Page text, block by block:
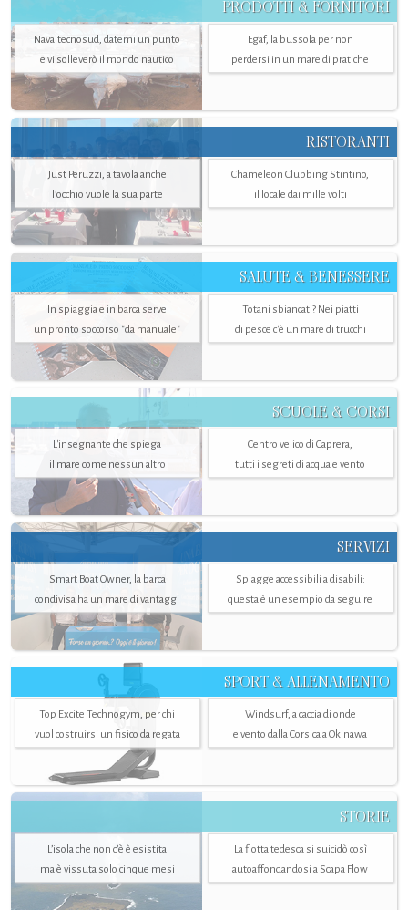
PRODOTTI & FORNITORI
Navaltecnosud, datemi un punto
e vi solleverò il mondo nautico
Egaf, la bussola per non
perdersi in un mare di pratiche
RISTORANTI
Just Peruzzi, a tavola anche
l’occhio vuole la sua parte
Chameleon Clubbing Stintino,
il locale dai mille volti
SALUTE & BENESSERE
In spiaggia e in barca serve
un pronto soccorso "da manuale"
Totani sbiancati? Nei piatti
di pesce c'è un mare di trucchi
SCUOLE & CORSI
L'insegnante che spiega
il mare come nessun altro
Centro velico di Caprera,
tutti i segreti di acqua e vento
SERVIZI
Smart Boat Owner, la barca
condivisa ha un mare di vantaggi
Spiagge accessibili a disabili:
questa è un esempio da seguire
SPORT & ALLENAMENTO
Top Excite Technogym, per chi
vuol costruirsi un fisico da regata
Windsurf, a caccia di onde
e vento dalla Corsica a Okinawa
STORIE
L’isola che non c'è è esistita
ma è vissuta solo cinque mesi
La flotta tedesca si suicidò così
autoaffondandosi a Scapa Flow